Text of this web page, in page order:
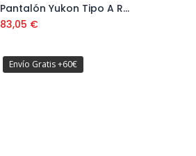
Añadir al carrito
Pantalón Yukon Tipo A Ref. 295435
83,05 €
Envío Gratis +60€